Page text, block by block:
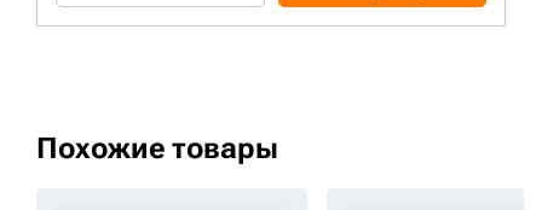
Похожие товары